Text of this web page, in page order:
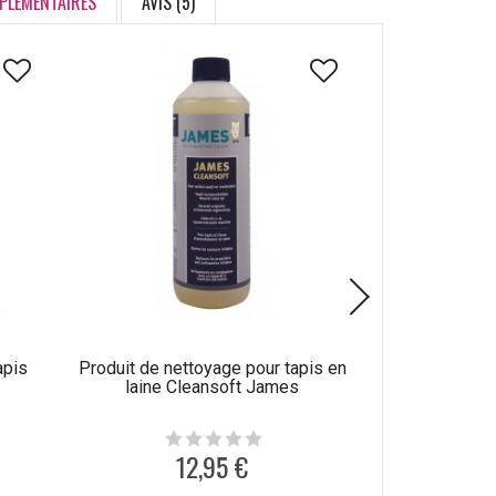
Produit de nettoyage pour tapis en
laine Cleansoft James
12,95 €